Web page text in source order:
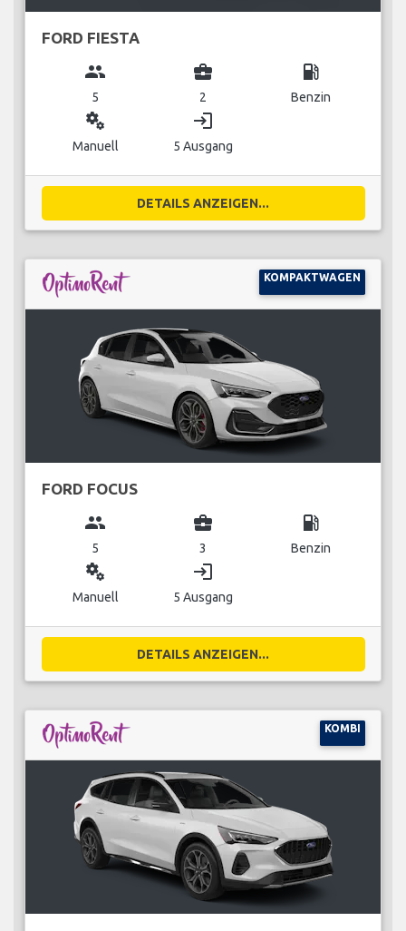
FORD FIESTA
group
5
business_center
2
local_gas_station
Benzin
miscellaneous_services
Manuell
login
5 Ausgang
DETAILS ANZEIGEN...
KOMPAKTWAGEN
FORD FOCUS
group
5
business_center
3
local_gas_station
Benzin
miscellaneous_services
Manuell
login
5 Ausgang
DETAILS ANZEIGEN...
KOMBI